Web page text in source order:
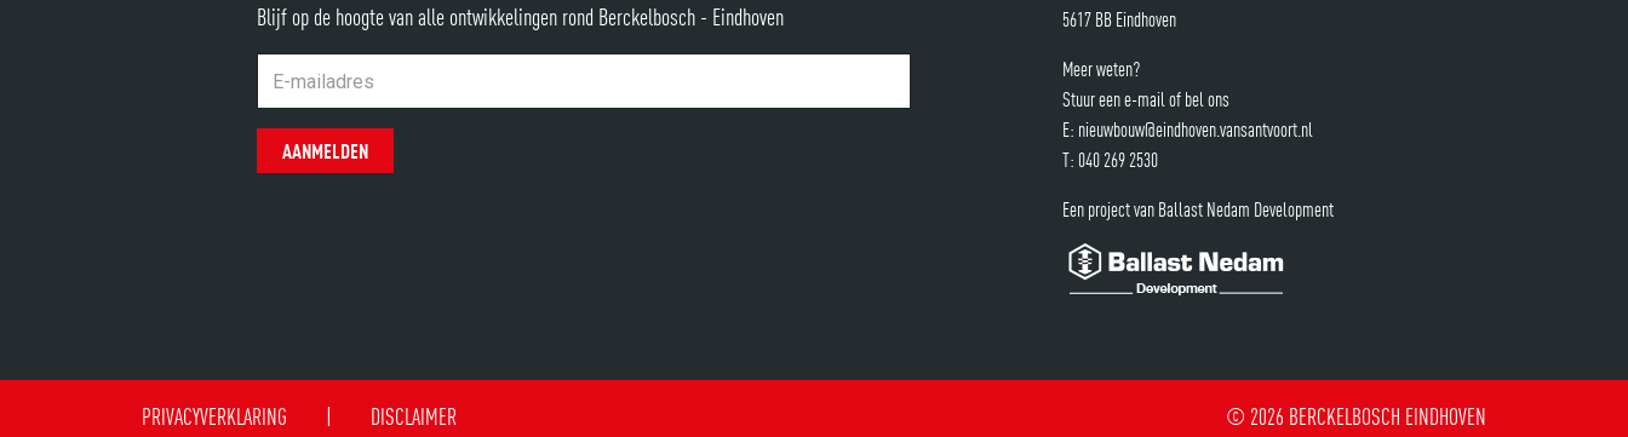
Blijf op de hoogte van alle ontwikkelingen rond Berckelbosch - Eindhoven
AANMELDEN
5617 BB Eindhoven
Meer weten?
Stuur een e-mail of bel ons
E: nieuwbouw@eindhoven.vansantvoort.nl
T: 040 269 2530
Een project van Ballast Nedam Development
PRIVACYVERKLARING | DISCLAIMER © 2026 BERCKELBOSCH EINDHOVEN